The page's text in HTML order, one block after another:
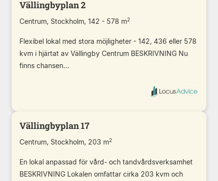
Vällingbyplan 2
Centrum, Stockholm, 142 - 578 m2
Flexibel lokal med stora möjligheter - 142, 436 eller 578
kvm i hjärtat av Vällingby Centrum BESKRIVNING Nu
finns chansen...
Vällingbyplan 17
Centrum, Stockholm, 203 m2
En lokal anpassad för vård- och tandvårdsverksamhet
BESKRIVNING Lokalen omfattar cirka 203 kvm och